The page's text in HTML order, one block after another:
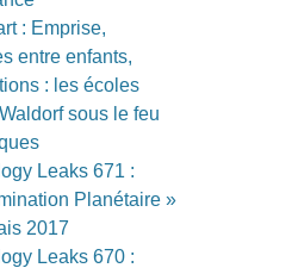
: Emprise,
entre enfants,
: les écoles
sous le feu
Leaks 671 :
Planétaire »
2017
Leaks 670 :